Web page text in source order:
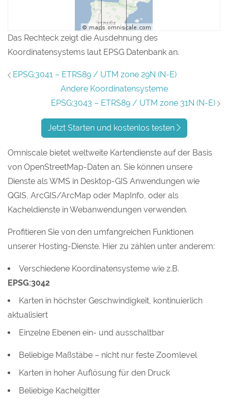
Das Rechteck zeigt die Ausdehnung des
Koordinatensystems laut EPSG Datenbank an.
EPSG:3041 – ETRS89 / UTM zone 29N (N-E)
Andere Koordinatensysteme
EPSG:3043 – ETRS89 / UTM zone 31N (N-E)
Jetzt Starten und kostenlos testen
Omniscale bietet weltweite Kartendienste auf der Basis
von OpenStreetMap-Daten an. Sie können unsere
Dienste als WMS in Desktop-GIS Anwendungen wie
QGIS, ArcGIS/ArcMap oder MapInfo, oder als
Kacheldienste in Webanwendungen verwenden.
Profitieren Sie von den umfangreichen Funktionen
unserer Hosting-Dienste. Hier zu zählen unter anderem:
Verschiedene Koordinatensysteme wie z.B.
EPSG:3042
Karten in höchster Geschwindigkeit, kontinuierlich
aktualisiert
Einzelne Ebenen ein- und ausschaltbar
Beliebige Maßstäbe – nicht nur feste Zoomlevel
Karten in hoher Auflösung für den Druck
Beliebige Kachelgitter